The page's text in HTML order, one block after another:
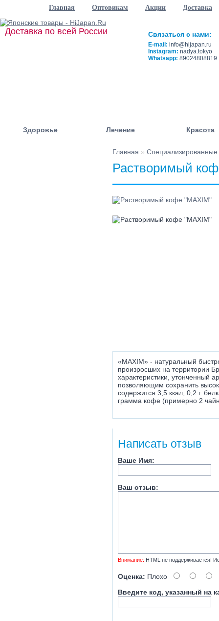
Главная Оптовикам Акции Доставка
Доставка по всей России Связаться с нами:
E-mail: info@hijapan.ru
Instagram: nadya.tokyo
Whatsapp: 89024808819
Здоровье Лечение Красота
Главная » Специализированные
Растворимый
«MAXIM» - натуральный
произросших на территории
характеристики, утонченный
позволяющим сохранить
содержится 3,5 ккал, 0,2 г.
грамма кофе (примерно 2
Написать отзыв
Ваше Имя:
Ваш отзыв:
Внимание: HTML не поддерживается!
Оценка: Плохо
Введите код, указанный на